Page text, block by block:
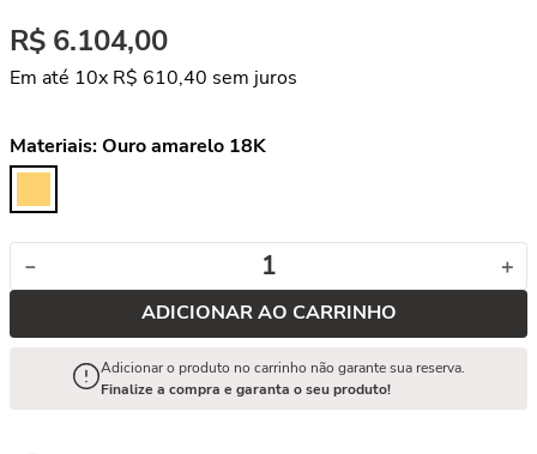
R$ 6.104,00
Em até 10x R$ 610,40 sem juros
Materiais:Ouro amarelo 18K
＋
－
ADICIONAR AO CARRINHO
Adicionar o produto no carrinho não garante sua reserva.
Finalize a compra e garanta o seu produto!